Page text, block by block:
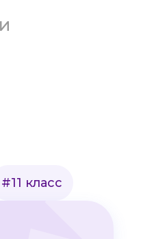
#11 класс